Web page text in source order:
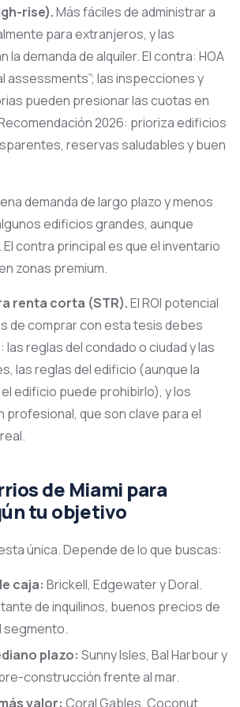
rise).Más fáciles de administrar a
para extranjeros, y las
la demanda de alquiler. El contra: HOA
assessments”; las inspecciones y
pueden presionar las cuotas en
2026: prioriza edificios
reservas saludables y buen
demanda de largo plazo y menos
edificios grandes, aunque
El contra principal es que el inventario
zonas premium.
renta corta (STR).El ROI potencial
de comprar con esta tesis debes
reglas del condado o ciudad y las
las reglas del edificio (aunque la
edificio puede prohibirlo), y los
que son clave para el
de Miami para
tu objetivo
única. Depende de lo que buscas:
caja: Brickell, Edgewater y Doral.
de inquilinos, buenos precios de
segmento.
plazo: Sunny Isles, Bal Harbour y
construcción frente al mar.
valor: Coral Gables, Coconut